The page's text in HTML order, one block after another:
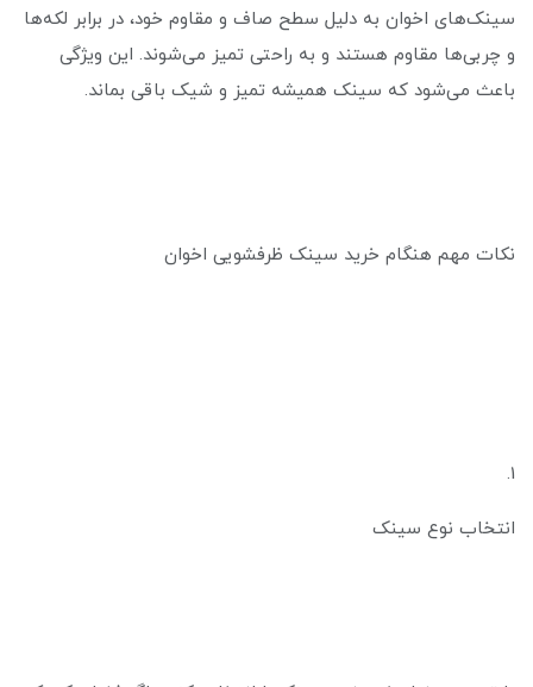
سینک‌های اخوان به دلیل سطح صاف و مقاوم خود، در برابر لکه‌ها
و چربی‌ها مقاوم هستند و به راحتی تمیز می‌شوند. این ویژگی
باعث می‌شود که سینک همیشه تمیز و شیک باقی بماند.
نکات مهم هنگام خرید سینک ظرفشویی اخوان
1.
انتخاب نوع سینک